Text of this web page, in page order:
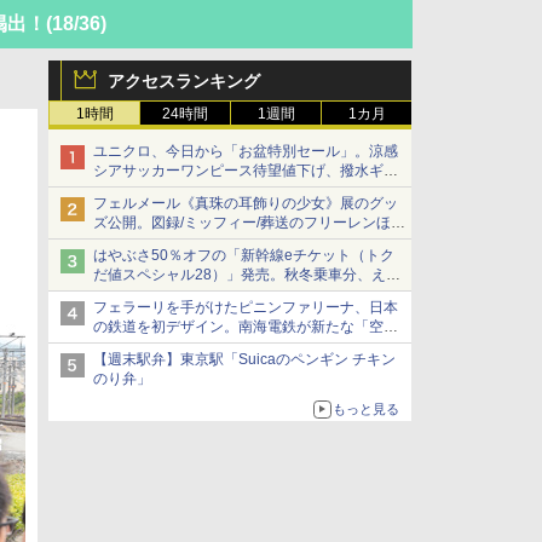
！ (18/36)
アクセスランキング
1時間 24時間 1週間 1カ月
ユニクロ、今日から「お盆特別セール」。涼感
シアサッカーワンピース待望値下げ、撥水ギア
ショーツは1990円に
フェルメール《真珠の耳飾りの少女》展のグッ
ズ公開。図録/ミッフィー/葬送のフリーレンほ
か、注目ブランドコラボが実現
はやぶさ50％オフの「新幹線eチケット（トク
だ値スペシャル28）」発売。秋冬乗車分、えき
ねっと限定
フェラーリを手がけたピニンファリーナ、日本
の鉄道を初デザイン。南海電鉄が新たな「空港
特急」をなにわ筋線へ導入
【週末駅弁】東京駅「Suicaのペンギン チキン
のり弁」
もっと見る